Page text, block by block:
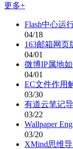
更多+
Flash中心运
04/18
163邮箱网页
04/01
微博IP属地
04/01
EC文件作用
03/30
有道云笔记
03/22
Wallpaper
03/20
XMind思维